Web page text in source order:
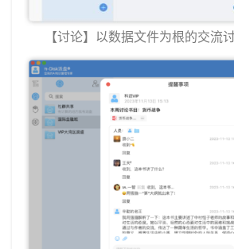
【讨论】以数据文件为根的交流